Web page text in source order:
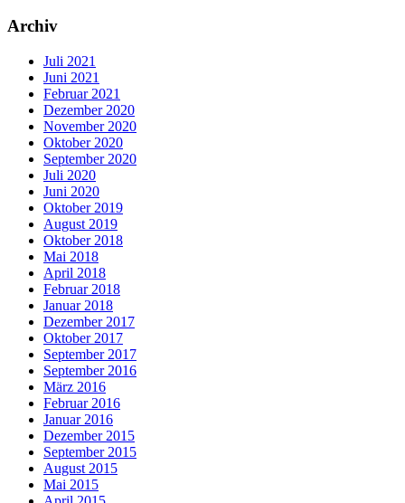
Archiv
Juli 2021
Juni 2021
Februar 2021
Dezember 2020
November 2020
Oktober 2020
September 2020
Juli 2020
Juni 2020
Oktober 2019
August 2019
Oktober 2018
Mai 2018
April 2018
Februar 2018
Januar 2018
Dezember 2017
Oktober 2017
September 2017
September 2016
März 2016
Februar 2016
Januar 2016
Dezember 2015
September 2015
August 2015
Mai 2015